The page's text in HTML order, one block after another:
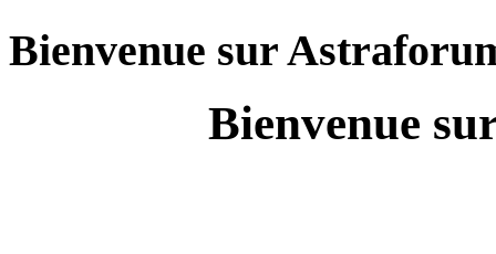
Bienvenue sur
Bienvenue